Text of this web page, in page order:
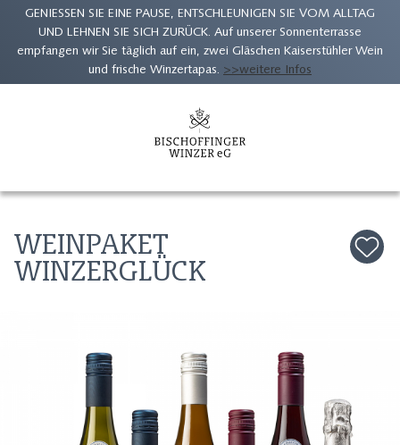
GENIESSEN SIE EINE PAUSE, ENTSCHLEUNIGEN SIE VOM ALLTAG
UND LEHNEN SIE SICH ZURÜCK. Auf unserer Sonnenterrasse
empfangen wir Sie täglich auf ein, zwei Gläschen Kaiserstühler Wein
und frische Winzertapas. >>weitere Infos
WEINPAKET
WINZERGLÜCK